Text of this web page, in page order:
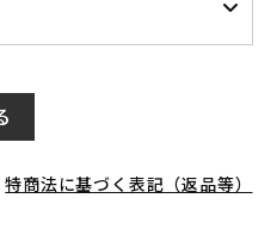
特商法に基づく表記（返品等）